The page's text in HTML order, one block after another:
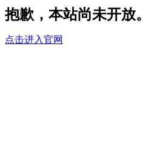
抱歉，本站尚未开放。
点击进入官网